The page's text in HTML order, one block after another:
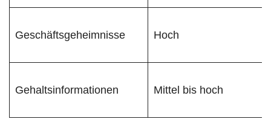
Geschäftsgeheimnisse Hoch
Gehaltsinformationen Mittel bis hoch